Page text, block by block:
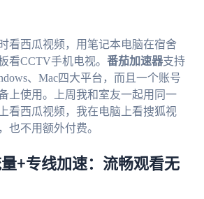
看西瓜视频，用笔记本电脑在宿舍
看CCTV手机电视。 番茄加速器支持
、Mac四大平台，而且一个账号
上使用。上周我和室友一起用同一
看西瓜视频，我在电脑上看搜狐视
也不用额外付费。
+专线加速：流畅观看无